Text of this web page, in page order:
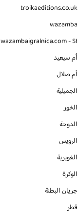
troikaeditions.co.uk
wazamba
wazambaigralnica.com - SI
أم سيعيد
أم صلال
الجميلية
الخور
الدوحة
الرويس
الغويرية
الوكرة
جريان البطنة
قطر